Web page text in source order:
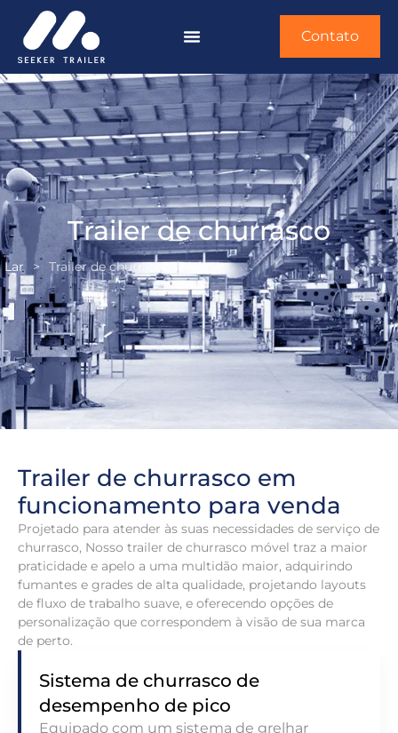
Contato
Trailer de churrasco
Lar > Trailer de churrasco
Trailer de churrasco em
funcionamento para venda
Projetado para atender às suas necessidades de serviço de
churrasco, Nosso trailer de churrasco móvel traz a maior
praticidade e apelo a uma multidão maior, adquirindo
fumantes e grades de alta qualidade, projetando layouts
de fluxo de trabalho suave, e oferecendo opções de
personalização que correspondem à visão de sua marca
de perto.
Sistema de churrasco de
desempenho de pico
Equipado com um sistema de grelhar